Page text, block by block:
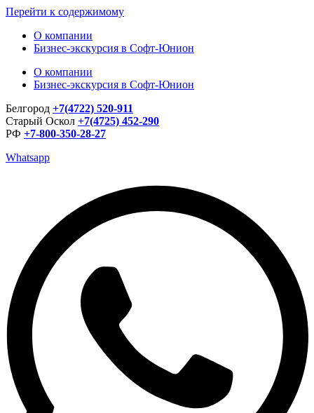
Перейти к содержимому
О компании
Бизнес-экскурсия в Софт-Юнион
О компании
Бизнес-экскурсия в Софт-Юнион
Белгород +7(4722) 520-911
Старый Оскол +7(4725) 452-290
РФ +7-800-350-28-27
Whatsapp